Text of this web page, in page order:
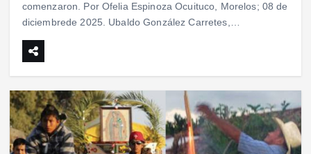
comenzaron. Por Ofelia Espinoza Ocuituco, Morelos; 08 de
diciembrede 2025. Ubaldo González Carretes,…